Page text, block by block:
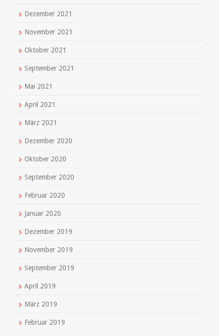
Dezember 2021
November 2021
Oktober 2021
September 2021
Mai 2021
April 2021
März 2021
Dezember 2020
Oktober 2020
September 2020
Februar 2020
Januar 2020
Dezember 2019
November 2019
September 2019
April 2019
März 2019
Februar 2019